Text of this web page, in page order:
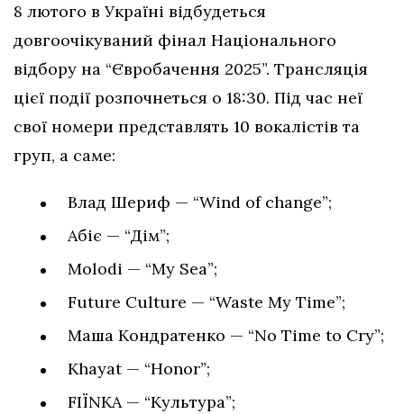
8 лютого в Україні відбудеться
довгоочікуваний фінал Національного
відбору на “Євробачення 2025”. Трансляція
цієї події розпочнеться о 18:30. Під час неї
свої номери представлять 10 вокалістів та
груп, а саме:
Влад Шериф — “Wind of change”;
Абіє — “Дім”;
Molodi — “My Sea”;
Future Culture — “Waste My Time”;
Маша Кондратенко — “No Time to Cry”;
Khayat — “Honor”;
FIЇNKA — “Культура”;